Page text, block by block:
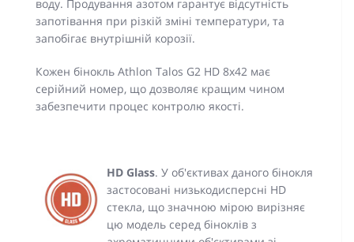
воду. Продування азотом гарантує відсутність
запотівання при різкій зміні температури, та
запобігає внутрішній корозії.
Кожен бінокль Athlon Talos G2 HD 8x42 має
серійний номер, що дозволяє кращим чином
забезпечити процес контролю якості.
HD Glass. У об'єктивах даного бінокля
застосовані низькодисперсні HD
стекла, що значною мірою вирізняє
цю модель серед біноклів з